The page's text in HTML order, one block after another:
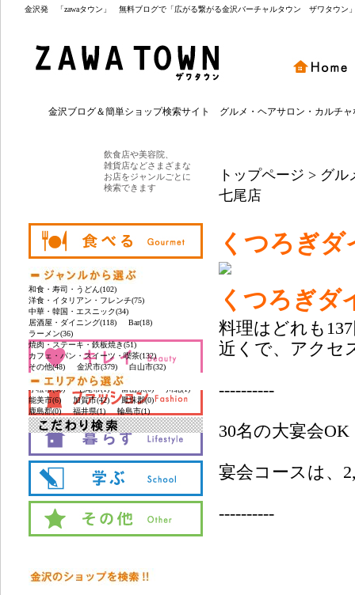
金沢発 「zawaタウン」 無料ブログで「広がる繋がる金沢バーチャルタウン ザワタウン
金沢ブログ＆簡単ショップ検索サイト グルメ・ヘアサロン・カルチ
飲食店や美容院、
雑貨店などさまざまな
お店をジャンルごとに
検索できます
和食・寿司・うどん(102)
洋食・イタリアン・フレンチ(75)
中華・韓国・エスニック(34)
居酒屋・ダイニング(118)
Bar(18)
ラーメン(36)
焼肉・ステーキ・鉄板焼き(51)
カフェ・パン・スイーツ・喫茶(132)
その他(48)
金沢市(379)
白山市(32)
野々市(44)
河北郡(14)
小松市(86)
七尾市(1) 富山県(0)
川北(1)
能美市(6)
加賀市(42)
鳳珠郡(0)
鹿島郡(0)
福井県(1) 輪島市(1)
トップページ > グル
七尾店
くつろぎ
くつろぎダ
料理はどれも
近くで、アクセ
----------
30名の大宴会OK
宴会コースは、
----------